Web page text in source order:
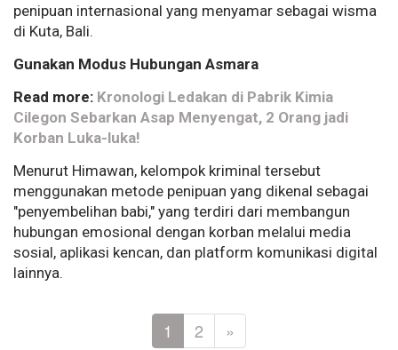
penipuan internasional yang menyamar sebagai wisma
di Kuta, Bali.
Gunakan Modus Hubungan Asmara
Read more: Kronologi Ledakan di Pabrik Kimia
Cilegon Sebarkan Asap Menyengat, 2 Orang jadi
Korban Luka-luka!
Menurut Himawan, kelompok kriminal tersebut
menggunakan metode penipuan yang dikenal sebagai
"penyembelihan babi," yang terdiri dari membangun
hubungan emosional dengan korban melalui media
sosial, aplikasi kencan, dan platform komunikasi digital
lainnya.
1 2 »